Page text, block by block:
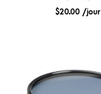
$20.00 /jour